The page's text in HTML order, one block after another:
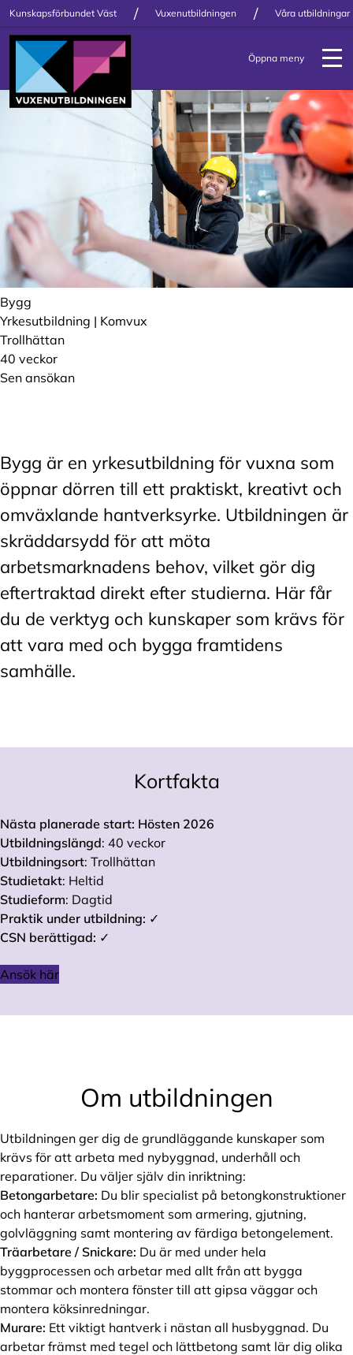
Kunskapsförbundet Väst / Vuxenutbildningen / Våra utbildningar
Öppna meny
Bygg
Yrkesutbildning | Komvux
Trollhättan
40 veckor
Sen ansökan
Bygg är en yrkesutbildning för vuxna som
öppnar dörren till ett praktiskt, kreativt och
omväxlande hantverksyrke. Utbildningen är
skräddarsydd för att möta
arbetsmarknadens behov, vilket gör dig
eftertraktad direkt efter studierna. Här får
du de verktyg och kunskaper som krävs för
att vara med och bygga framtidens
samhälle.
Kortfakta
Nästa planerade start: Hösten 2026
Utbildningslängd: 40 veckor
Utbildningsort: Trollhättan
Studietakt: Heltid
Studieform: Dagtid
Praktik under utbildning: ✓
CSN berättigad: ✓
Ansök här
Om utbildningen
Utbildningen ger dig de grundläggande kunskaper som
krävs för att arbeta med nybyggnad, underhåll och
reparationer. Du väljer själv din inriktning:
Betongarbetare: Du blir specialist på betongkonstruktioner
och hanterar arbetsmoment som armering, gjutning,
golvläggning samt montering av färdiga betongelement.
Träarbetare / Snickare: Du är med under hela
byggprocessen och arbetar med allt från att bygga
stommar och montera fönster till att gipsa väggar och
montera köksinredningar.
Murare: Ett viktigt hantverk i nästan all husbyggnad. Du
arbetar främst med tegel och lättbetong samt lär dig olika